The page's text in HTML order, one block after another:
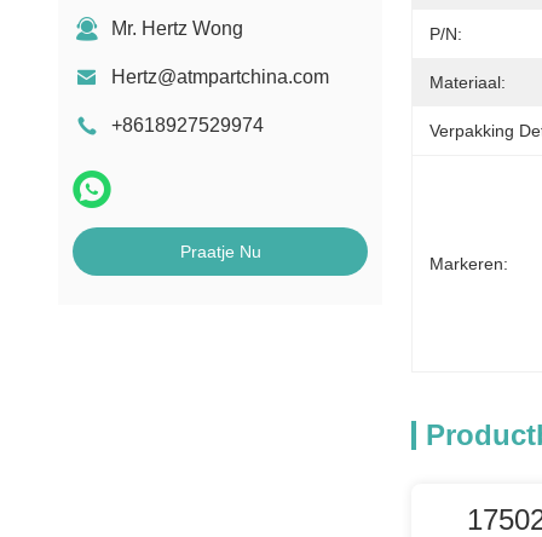
ATM Verwarmer
Bankbiljettelmachine
Tegenonderdelen
MEI Biljetacceptor
Onderdelen
pinautomaat
Mr. Hertz Wong
Hertz@atmpartchina.com
+8618927529974
Praatje Nu
P/N:
Materiaal:
Verpakking
Markeren: